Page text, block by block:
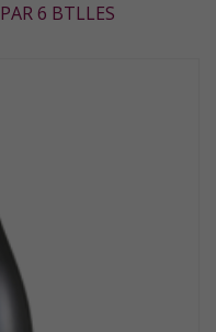
PAR 6 BTLLES